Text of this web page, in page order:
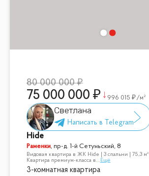
80 000 000
75 000 000 996 015 /м²
Светлана
Hide
Раменки, пр-д. 1-й Сетуньский, 8
Видовая квартира в ЖК Hide | 3 спальни | 75,3 м²
Квартира премиум-класса в... Ещё
3-комнатная квартира